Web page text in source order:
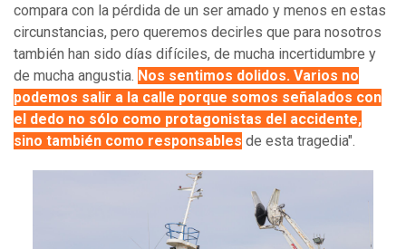
compara con la pérdida de un ser amado y menos en estas
circunstancias, pero queremos decirles que para nosotros
también han sido días difíciles, de mucha incertidumbre y
de mucha angustia. Nos sentimos dolidos. Varios no
podemos salir a la calle porque somos señalados con
el dedo no sólo como protagonistas del accidente,
sino también como responsables de esta tragedia".